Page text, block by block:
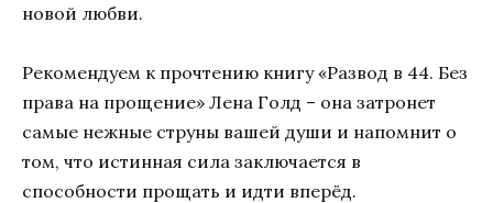
новой любви.
Рекомендуем к прочтению книгу «Развод в 44. Без
права на прощение» Лена Голд – она затронет
самые нежные струны вашей души и напомнит о
том, что истинная сила заключается в
способности прощать и идти вперёд.